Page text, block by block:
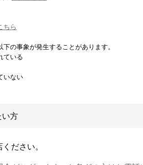
ちら
の事象が発生することがあります。
ている
いない
方
ださい。